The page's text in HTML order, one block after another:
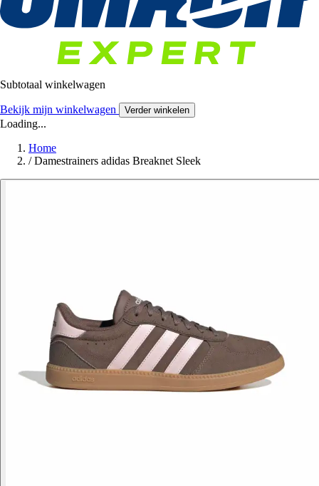
Subtotaal winkelwagen
Bekijk mijn winkelwagen Verder winkelen
Loading...
Home
/ Damestrainers adidas Breaknet Sleek